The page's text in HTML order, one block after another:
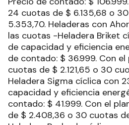
24 cuotas de $ 6.135,68 o
5.353,70. Heladeras con
las cuotas -Heladera Briket
de capacidad y eficiencia
de contado: $ 36.999. Con
cuotas de $ 2.121,65 o 30
Heladera Sigma cíclica con
capacidad y eficiencia
contado: $ 41.999. Con el
de $ 2.408,36 o 30 cuotas